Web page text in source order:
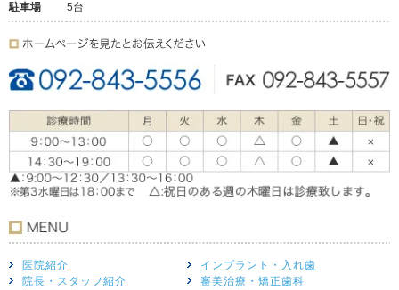
駐車場 5台
医院紹介
院長・スタッフ紹介
インプラント・入れ歯
審美治療・矯正歯科